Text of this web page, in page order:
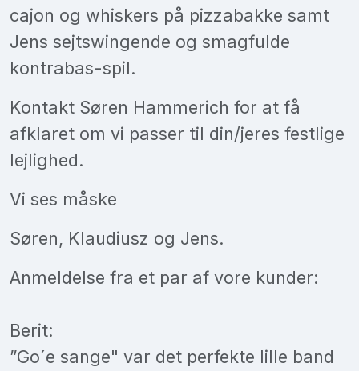
cajon og whiskers på pizzabakke samt
Jens sejtswingende og smagfulde
kontrabas-spil.
Kontakt Søren Hammerich for at få
afklaret om vi passer til din/jeres festlige
lejlighed.
Vi ses måske
Søren, Klaudiusz og Jens.
Anmeldelse fra et par af vore kunder:
Berit:
”Go´e sange" var det perfekte lille band